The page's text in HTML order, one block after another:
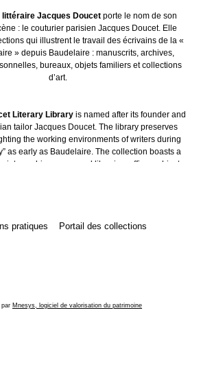
littéraire Jacques Doucetporte le nom de son
: le couturier parisien Jacques Doucet. Elle
qui illustrent le travail des écrivains de la «
» depuis Baudelaire : manuscrits, archives,
bureaux, objets familiers et collections
d’art.
Literary Library is named after its founder and
tailor Jacques Doucet. The library preserves
the working environments of writers during
as early as Baudelaire. The collection boasts a
archives, personal libraries, offices, objects
pratiques
Portail des collections
par Mnesys, logiciel de valorisation du patrimoine